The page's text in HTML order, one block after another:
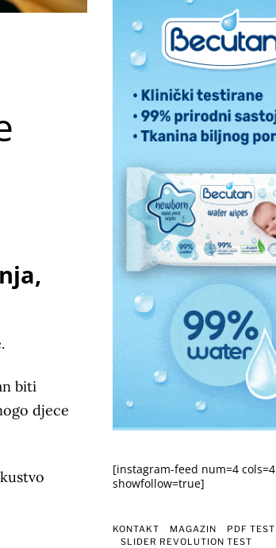
biti
djece
[instagram-feed num=4 cols=4
showfollow=true]
KONTAKT MAGAZIN PDF TEST
SLIDER REVOLUTION TEST